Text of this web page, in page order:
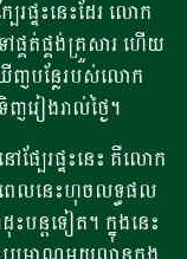
រផ្ទះនេះដែរ លោក
ត់ផ្គង់គ្រួសារ ហើយ
ញបន្លែរបស់លោក
ៀងរាល់ថ្ងៃ។
ៅផ្បែរផ្ទះនេះ គឺលោក
ពេលនេះហុចលទ្ធផល
ដុះបន្តទៀត។ ក្នុងនេះ
មាណមួយលានក្នុង